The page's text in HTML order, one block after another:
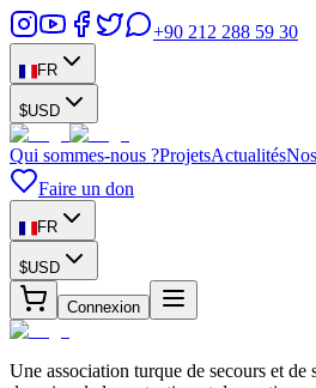
+90 212 288 59 30
FR
$USD
Qui sommes-nous ?ProjetsActualités
Faire un don
FR
$USD
Connexion
Une association turque de secours et de